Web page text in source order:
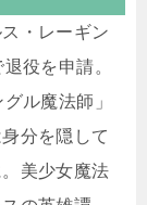
・レーギン
役を申請。
ル魔法師」
分を隠して
美少女魔法